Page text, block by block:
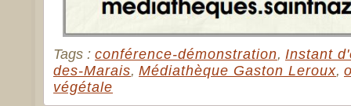
Tags : conférence-démonstration, Instant
des-Marais, Médiathèque Gaston Leroux,
végétale